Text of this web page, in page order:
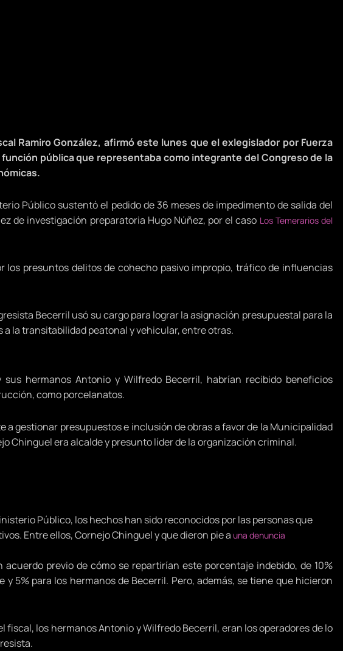
Ramiro González, afirmó este lunes que el exlegislador por Fuerza
función pública que representaba como integrante del Congreso de la
Público sustentó el pedido de 36 meses de impedimento de salida del
de investigación preparatoria Hugo Núñez, por el caso Los Temerarios del
los presuntos delitos de cohecho pasivo impropio, tráfico de influencias
Becerril usó su cargo para lograr la asignación presupuestal para la
la transitabilidad peatonal y vehicular, entre otras.
hermanos Antonio y Wilfredo Becerril, habrían recibido beneficios
como porcelanatos.
a gestionar presupuestos e inclusión de obras a favor de la Municipalidad
Chinguel era alcalde y presunto líder de la organización criminal.
Público, los hechos han sido reconocidos por las personas que
Entre ellos, Cornejo Chinguel y que dieron pie a una denuncia
previo de cómo se repartirían este porcentaje indebido, de 10%
y 5% para los hermanos de Becerril. Pero, además, se tiene que hicieron
los hermanos Antonio y Wilfredo Becerril, eran los operadores de lo